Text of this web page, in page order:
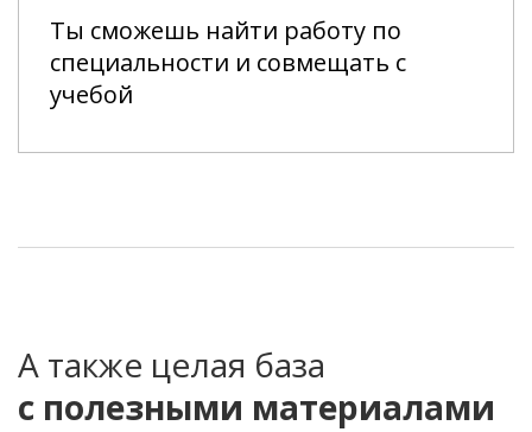
Ты сможешь найти работу по
специальности и совмещать с
учебой
А также целая база
с полезными материалами